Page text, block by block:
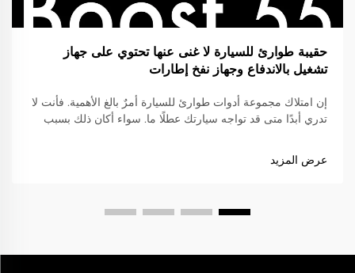
حقيبة طوارئ للسيارة لا غنى عنها تحتوي على جهاز
تشغيل بالاندفاع وجهاز نفخ إطارات
إن امتلاك مجموعة أدوات طوارئ للسيارة أمرٌ بالغ الأهمية. فأنت لا
تدري أبدًا متى قد تواجه سيارتك عطلًا ما. سواء أكان ذلك بسبب
ينقذك من الكثير من المتاعب. ويُعد جهاز الإنذار أحد أهم الأدوات
التي يجب أن تتضمنها هذه المجموعة. فهو يساعد على تشغيل...
عرض المزيد